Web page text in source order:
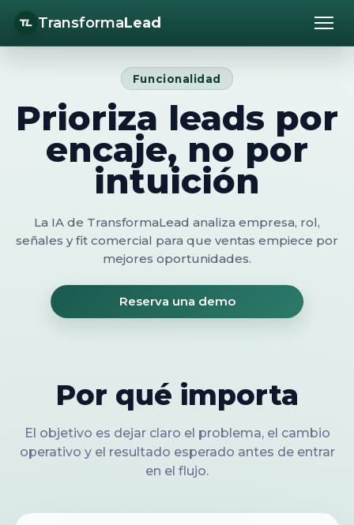
TransformaLead
Precios
Iniciar sesión
Reserva una demo
Funcionalidad
Prioriza leads por
encaje, no por
intuición
La IA de TransformaLead analiza empresa, rol,
señales y fit comercial para que ventas empiece por
mejores oportunidades.
Reserva una demo
Por qué importa
El objetivo es dejar claro el problema, el cambio
operativo y el resultado esperado antes de entrar
en el flujo.